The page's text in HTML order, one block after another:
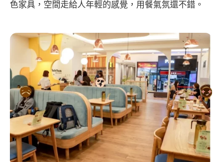
色家具，空間走給人年輕的感覺，用餐氣氛還不錯。